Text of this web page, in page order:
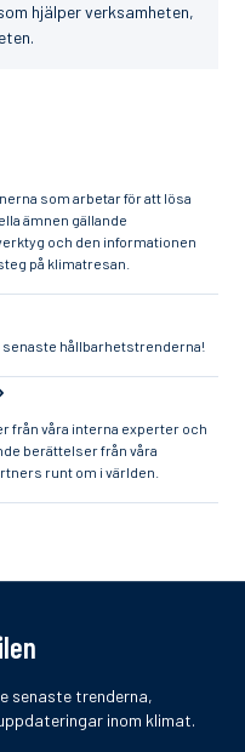
hjälper verksamheten,
som arbetar för att lösa
ämnen gällande
och den informationen
på klimatresan.
senaste hållbarhetstrenderna!
från våra interna experter och
berättelser från våra
runt om i världen.
senaste trenderna,
inom klimat.